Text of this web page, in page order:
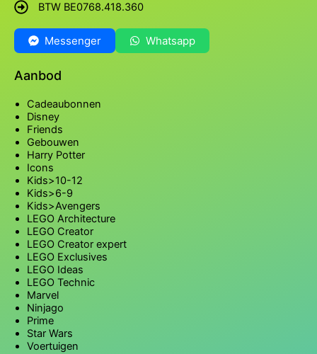
BTW BE0768.418.360
Messenger Whatsapp
Aanbod
Cadeaubonnen
Disney
Friends
Gebouwen
Harry Potter
Icons
Kids>10-12
Kids>6-9
Kids>Avengers
LEGO Architecture
LEGO Creator
LEGO Creator expert
LEGO Exclusives
LEGO Ideas
LEGO Technic
Marvel
Ninjago
Prime
Star Wars
Voertuigen